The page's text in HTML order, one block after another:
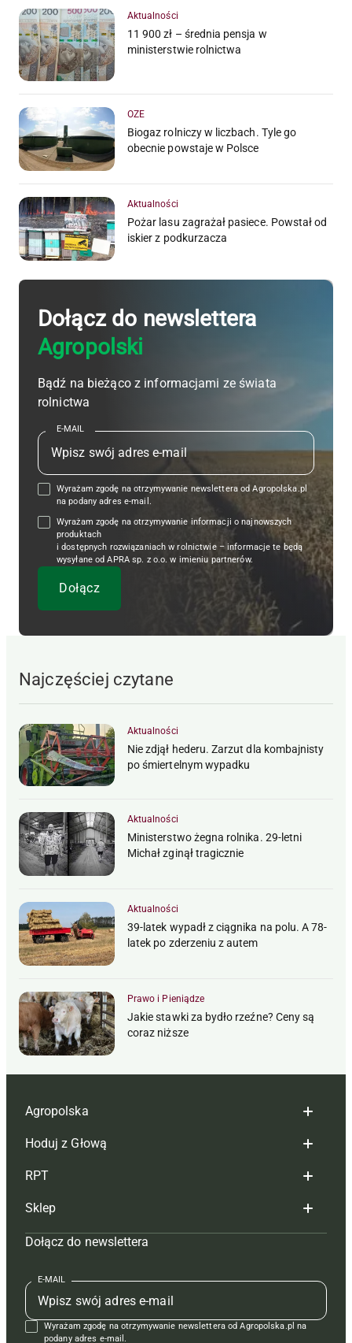
Aktualności
11 900 zł – średnia pensja w
ministerstwie rolnictwa
OZE
Biogaz rolniczy w liczbach. Tyle go
obecnie powstaje w Polsce
Aktualności
Pożar lasu zagrażał pasiece. Powstał od
iskier z podkurzacza
Dołącz do newslettera
Agropolski
Bądź na bieżąco z informacjami ze świata
rolnictwa
E-MAIL
Wyrażam zgodę na otrzymywanie newslettera od Agropolska.pl
na podany adres e-mail.
Wyrażam zgodę na otrzymywanie informacji o najnowszych
produktach
i dostępnych rozwiązaniach w rolnictwie – informacje te będą
wysyłane od APRA sp. z o.o. w imieniu partnerów.
Najczęściej czytane
Aktualności
Nie zdjął hederu. Zarzut dla kombajnisty
po śmiertelnym wypadku
Aktualności
Ministerstwo żegna rolnika. 29-letni
Michał zginął tragicznie
Aktualności
39-latek wypadł z ciągnika na polu. A 78-
latek po zderzeniu z autem
Prawo i Pieniądze
Jakie stawki za bydło rzeźne? Ceny są
coraz niższe
Agropolska
Redakcja
Reklama
Tagi
Mapa serwisu
Kontakt
Regulamin
Polityka prywatności
Hoduj z Głową
Hoduj z głową bydło
Hoduj z głową świnie
Prenumerata
Redakcja
Kontakt
Reklama
RPT
Redakcja
Prenumerata
Reklama
Kontakt
Krzyżówki
Sklep
Czasopisma i prenumerata
Książki
Regulamin
Dołącz do newslettera
E-MAIL
Wyrażam zgodę na otrzymywanie newslettera od Agropolska.pl na
podany adres e-mail.